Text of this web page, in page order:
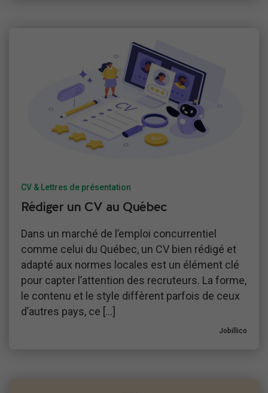
CV & Lettres de présentation
Rédiger un CV au Québec
Dans un marché de l’emploi concurrentiel
comme celui du Québec, un CV bien rédigé et
adapté aux normes locales est un élément clé
pour capter l’attention des recruteurs. La forme,
le contenu et le style diffèrent parfois de ceux
d’autres pays, ce […]
Jobillico